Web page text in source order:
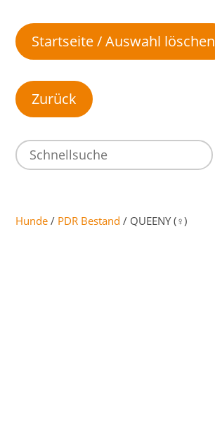
Startseite / Auswahl löschen
Hunde / PDR Bestand / QUEENY (♀)